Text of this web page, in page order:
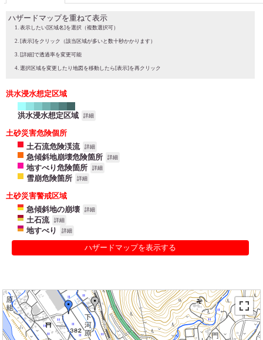
ハザードマップを重ねて表示
表示したい[区域名]を選択（複数選択可）
[表示]をクリック（該当区域が多いと数十秒かかります）
[詳細]で透過率を変更可能
選択区域を変更したり地図を移動したら[表示]を再クリック
洪水浸水想定区域
洪水浸水想定区域 詳細
土砂災害危険個所
土石流危険渓流
詳細
急傾斜地崩壊危険箇所 詳細
地すべり危険箇所 詳細
雪崩危険箇所 詳細
土砂災害警戒区域
急傾斜地の崩壊
詳細
土石流 詳細
地すべり 詳細
ハザードマップを表示する